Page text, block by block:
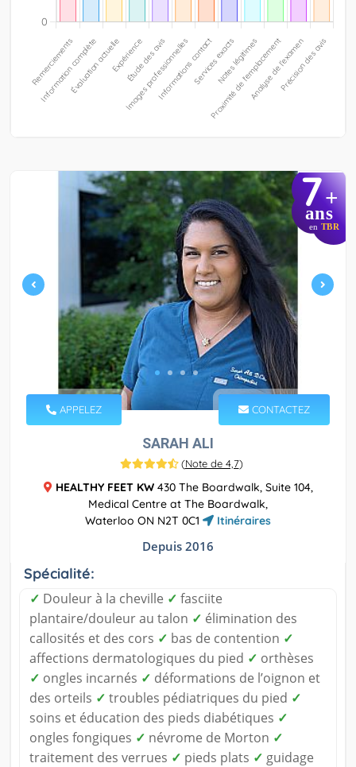
7+
ans
en TBR
APPELEZ CONTACTEZ
SARAH ALI
(Note de 4,7)
HEALTHY FEET KW430 The Boardwalk, Suite 104,
Medical Centre at The Boardwalk,
Waterloo ON N2T 0C1
Itinéraires
Depuis 2016
Spécialité:
✓ Douleur à la cheville ✓ fasciite
plantaire/douleur au talon ✓ élimination des
callosités et des cors ✓ bas de contention ✓
affections dermatologiques du pied ✓ orthèses
✓ ongles incarnés ✓ déformations de l’oignon et
des orteils ✓ troubles pédiatriques du pied ✓
soins et éducation des pieds diabétiques ✓
ongles fongiques ✓ névrome de Morton ✓
traitement des verrues ✓ pieds plats ✓ guidage